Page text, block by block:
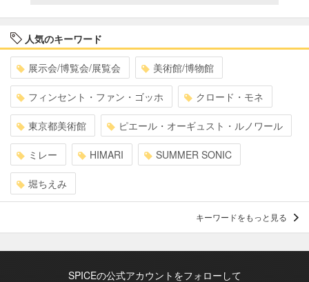
人気のキーワード
展示会/博覧会/展覧会 美術館/博物館
フィンセント・ファン・ゴッホ クロード・モネ
東京都美術館 ピエール・オーギュスト・ルノワール
ミレー HIMARI SUMMER SONIC
堀ちえみ
キーワードをもっと見る
SPICEの公式アカウントをフォローして